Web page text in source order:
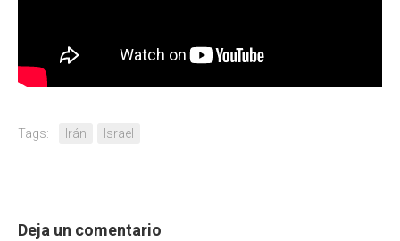
Tags: Irán Israel
Deja un comentario